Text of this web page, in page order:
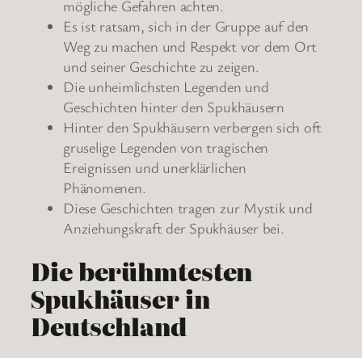
mögliche Gefahren achten.
Es ist ratsam, sich in der Gruppe auf den
Weg zu machen und Respekt vor dem Ort
und seiner Geschichte zu zeigen.
Die unheimlichsten Legenden und
Geschichten hinter den Spukhäusern
Hinter den Spukhäusern verbergen sich oft
gruselige Legenden von tragischen
Ereignissen und unerklärlichen
Phänomenen.
Diese Geschichten tragen zur Mystik und
Anziehungskraft der Spukhäuser bei.
Die berühmtesten
Spukhäuser in
Deutschland